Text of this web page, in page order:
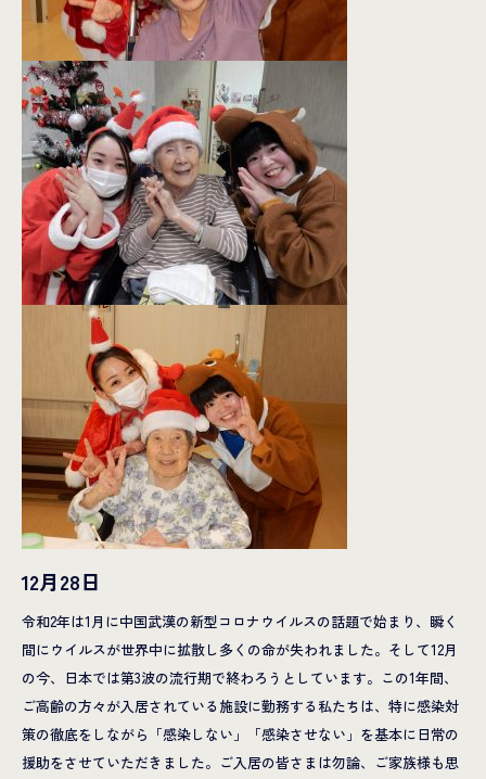
12月28日
令和2年は1月に中国武漢の新型コロナウイルスの話題で始まり、瞬く
間にウイルスが世界中に拡散し多くの命が失われました。そして12月
の今、日本では第3波の流行期で終わろうとしています。この1年間、
ご高齢の方々が入居されている施設に勤務する私たちは、特に感染対
策の徹底をしながら「感染しない」「感染させない」を基本に日常の
援助をさせていただきました。ご入居の皆さまは勿論、ご家族様も思